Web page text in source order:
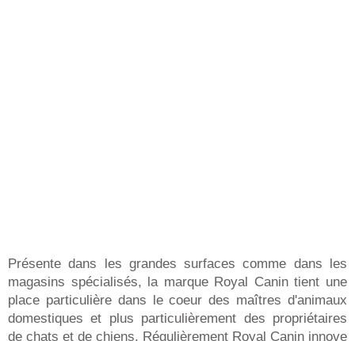
Présente dans les grandes surfaces comme dans les
magasins spécialisés, la marque Royal Canin tient une
place particulière dans le coeur des maîtres d'animaux
domestiques et plus particulièrement des propriétaires
de chats et de chiens. Régulièrement Royal Canin innove